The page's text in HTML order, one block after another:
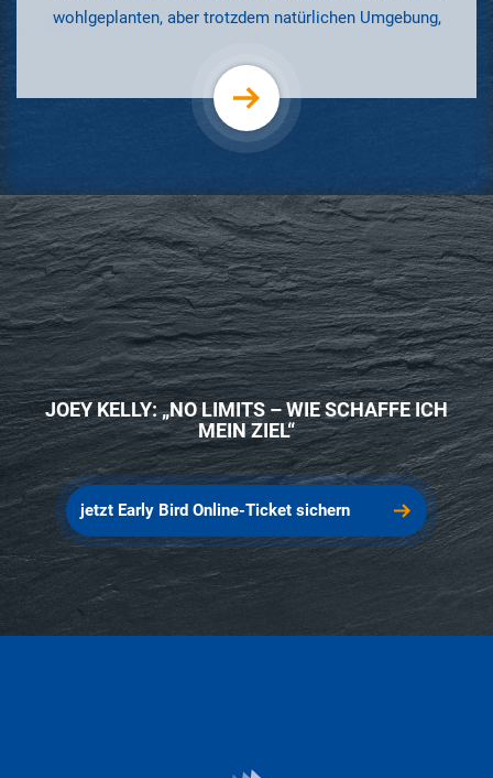
wohlgeplanten, aber trotzdem natürlichen Umgebung,
JOEY KELLY: „NO LIMITS – WIE SCHAFFE ICH
MEIN ZIEL“
jetzt Early Bird Online-Ticket sichern